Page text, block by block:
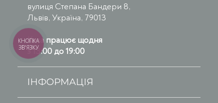
вулиця Степана Бандери 8,
Львів, Україна, 79013
Каса працює щодня
з 13:00 до 19:00
ІНФОРМАЦІЯ
КНОПКА
ЗВ'ЯЗКУ